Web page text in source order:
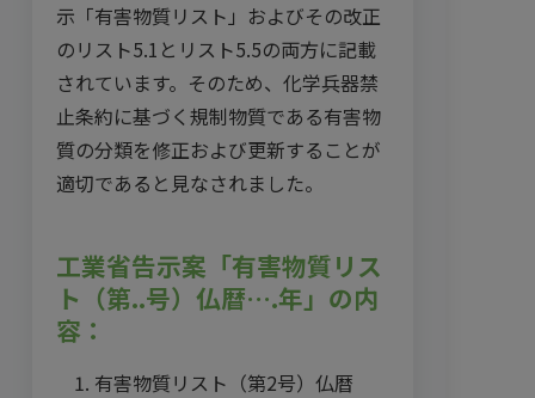
示「有害物質リスト」およびその改正
のリスト5.1とリスト5.5の両方に記載
されています。そのため、化学兵器禁
止条約に基づく規制物質である有害物
質の分類を修正および更新することが
適切であると見なされました。
工業省告示案「有害物質リス
ト（第..号）仏暦….年」の内
容：
有害物質リスト（第2号）仏暦